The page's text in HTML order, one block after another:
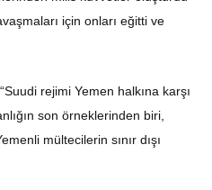
için onları eğitti ve
rejimi Yemen halkına karşı
son örneklerinden biri,
mültecilerin sınır dışı